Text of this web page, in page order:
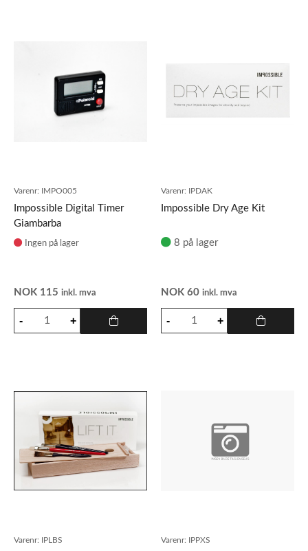
Varenr: IMPO005
Impossible Digital Timer
Giambarba
Ingen på lager
NOK 115 inkl. mva
Varenr: IPDAK
Impossible Dry Age Kit
8 på lager
NOK 60 inkl. mva
Varenr: IPLBS Varenr: IPPXS